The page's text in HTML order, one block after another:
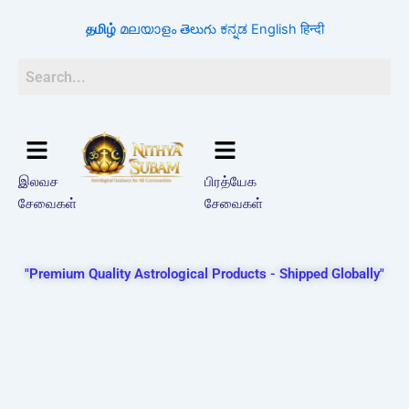
தமிழ் മലയാളം తెలుగు ಕನ್ನಡ English हिन्दी
இலவச
சேவைகள்
பிரத்யேக
சேவைகள்
"Premium Quality Astrological Products - Shipped Globally"